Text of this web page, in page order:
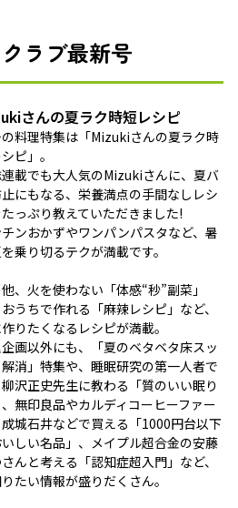
ラブ最新号
さんの夏ラク時短レシピ
料理特集は「Mizukiさんの夏ラク時
ピ」。
載でも大人気のMizukiさんに、夏バ
にもなる、栄養満点の手間なしレシ
っぷり教えていただきました!
チンおかずやワンパンパスタなど、暑
乗り切るテクが満載です。
、火を使わない「体感“秒”副菜」
うちで作れる「麻辣レシピ」など、
りたくなるレシピが満載。
画以外にも、「夏のベタベタ床スッ
消」特集や、睡眠研究の第一人者で
沢正史先生に教わる「質のいい眠り
無印良品やカルディコーヒーファー
城石井などで買える「1000円台以下
しい名品」、メイプル超合金の安藤
んと考える「認知症超入門」など、
たい情報が盛りだくさん。